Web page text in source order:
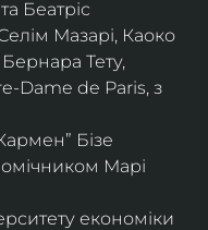
Беатріс
Мазарі, Каоко
Тету,
Dame de Paris, з
Бізе
Марі
економіки